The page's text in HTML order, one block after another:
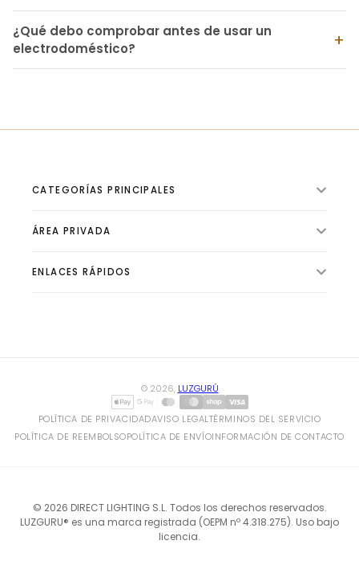
¿Qué debo comprobar antes de usar un
electrodoméstico?
CATEGORÍAS PRINCIPALES
ILUMINACIÓN INTERIOR
HOGAR Y ELECTRICIDAD
ÁREA PRIVADA
🛍️ Tienda
ENLACES RÁPIDOS
© 2026, LUZGURÚ
POLÍTICA DE PRIVACIDADAVISO LEGALTÉRMINOS DEL SERVICIO
POLÍTICA DE REEMBOLSOPOLÍTICA DE ENVÍOINFORMACIÓN DE CONTACTO
© 2026 DIRECT LIGHTING S.L. Todos los derechos reservados.
LUZGURU® es una marca registrada (OEPM nº 4.318.275). Uso bajo
licencia.